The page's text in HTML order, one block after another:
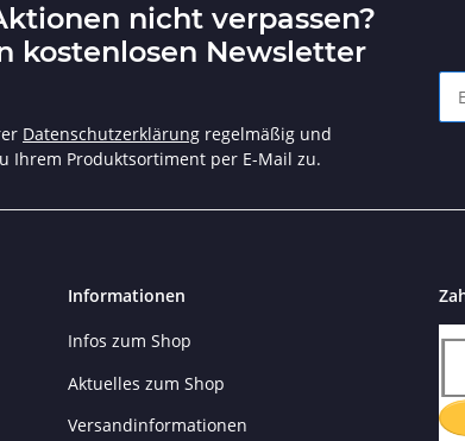
nicht verpassen?
kostenlosen Newsletter
Datenschutzerklärung regelmäßig und
Produktsortiment per E-Mail zu.
Informationen
Infos zum Shop
Aktuelles zum Shop
Versandinformationen